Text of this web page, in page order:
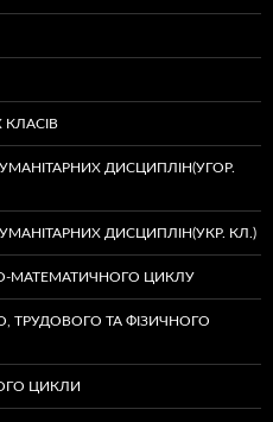
ДИСЦИПЛІН(УГОР.
ДИСЦИПЛІН(УКР. КЛ.)
МАТЕМАТИЧНОГО ЦИКЛУ
ТРУДОВОГО ТА ФІЗИЧНОГО
ЦИКЛИ